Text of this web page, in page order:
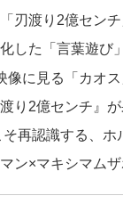
刃渡り2億セン
した「言葉遊び
像に見る「カオ
り2億センチ』
再認識する、ホ
ン×マキシマム